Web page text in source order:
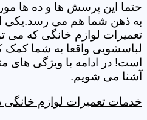
حتما این پرسش ها و ده ها
به ذهن شما هم می رسد.یکی
تعمیرات لوازم خانگی که می
لباسشویی واقعا به شما کمک
است! در ادامه با ویژگی های
آشنا می شویم.
خدمات تعمیرات لوازم خانگی